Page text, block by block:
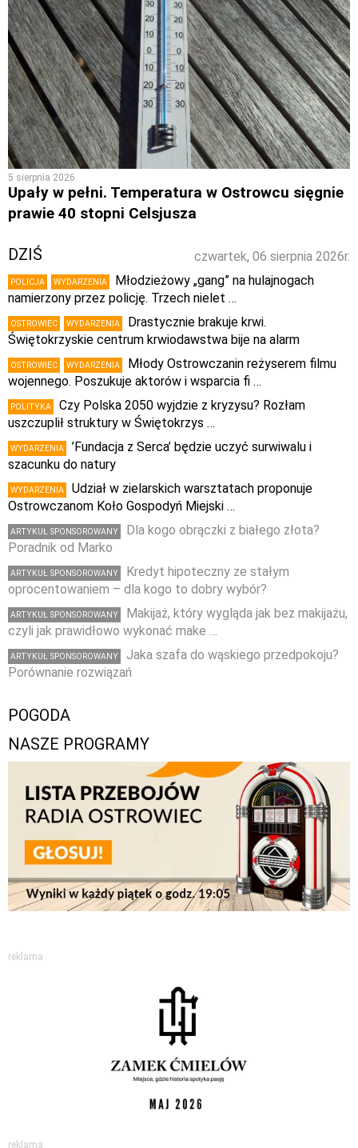
5 sierpnia 2026
Upały w pełni. Temperatura w Ostrowcu sięgnie
prawie 40 stopni Celsjusza
czwartek, 06 sierpnia 2026r.
DZIŚ
POLICJA WYDARZENIA
Młodzieżowy „gang” na hulajnogach
namierzony przez policję. Trzech nielet …
OSTROWIEC WYDARZENIA
Drastycznie brakuje krwi.
Świętokrzyskie centrum krwiodawstwa bije na alarm
OSTROWIEC WYDARZENIA
Młody Ostrowczanin reżyserem filmu
wojennego. Poszukuje aktorów i wsparcia fi …
POLITYKA
Czy Polska 2050 wyjdzie z kryzysu? Rozłam
uszczuplił struktury w Świętokrzys …
WYDARZENIA
’Fundacja z Serca’ będzie uczyć surwiwalu i
szacunku do natury
WYDARZENIA
Udział w zielarskich warsztatach proponuje
Ostrowczanom Koło Gospodyń Miejski …
ARTYKUŁ SPONSOROWANY
Dla kogo obrączki z białego złota?
Poradnik od Marko
ARTYKUŁ SPONSOROWANY
Kredyt hipoteczny ze stałym
oprocentowaniem – dla kogo to dobry wybór?
ARTYKUŁ SPONSOROWANY
Makijaż, który wygląda jak bez makijażu,
czyli jak prawidłowo wykonać make …
ARTYKUŁ SPONSOROWANY
Jaka szafa do wąskiego przedpokoju?
Porównanie rozwiązań
POGODA
NASZE PROGRAMY
reklama
reklama